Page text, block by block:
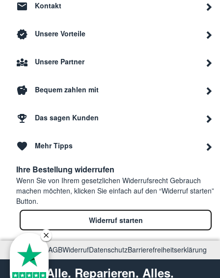
Kontakt
Unsere Vorteile
Unsere Partner
Bequem zahlen mit
Das sagen Kunden
Mehr Tipps
Ihre Bestellung widerrufen
Wenn Sie von Ihrem gesetzlichen Widerrufsrecht Gebrauch
machen möchten, klicken Sie einfach auf den “Widerruf starten”
Button.
Widerruf starten
ImpressumAGBWiderrufDatenschutzBarrierefreiheitserklärung
Alle. Reparieren. Alles.